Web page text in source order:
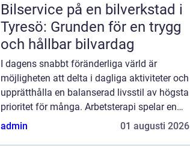
Bilservice på en bilverkstad i
Tyresö: Grunden för en trygg
och hållbar bilvardag
I dagens snabbt föränderliga värld är
möjligheten att delta i dagliga aktiviteter och
upprätthålla en balanserad livsstil av högsta
prioritet för många. Arbetsterapi spelar en
central roll i att hj&...
admin 01 augusti 2026